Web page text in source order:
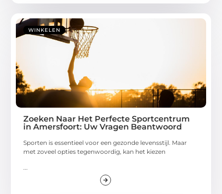
WINKELEN
Zoeken Naar Het Perfecte Sportcentrum
in Amersfoort: Uw Vragen Beantwoord
Sporten is essentieel voor een gezonde levensstijl. Maar
met zoveel opties tegenwoordig, kan het kiezen
...